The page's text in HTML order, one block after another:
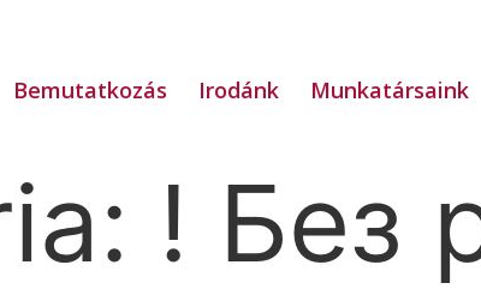
Bemutatkozás Irodánk Munkatársaink
! Без